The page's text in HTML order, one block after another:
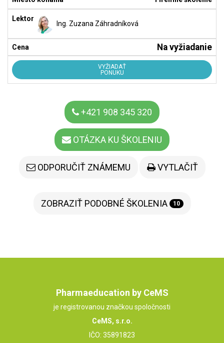
Ing. Zuzana Záhradníková
Na vyžiadanie
VYŽIADAŤ
PONUKU
+421 908 345 320
OTÁZKA KU ŠKOLENIU
ODPORUČIŤ ZNÁMEMU VYTLAČIŤ
ZOBRAZIŤ PODOBNÉ ŠKOLENIA 10
Pharmaeducation by CeMS
je registrovanou značkou spoločnosti
CeMS, s.r.o.
IČO: 35891823